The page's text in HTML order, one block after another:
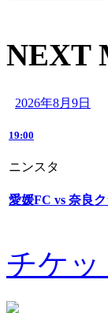
NEXT
2026年8月9日
19:00
ニンスタ
愛媛FC vs 奈良
チケ